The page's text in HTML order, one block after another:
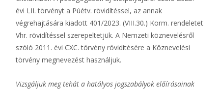
évi LII. törvényt a Púétv. rövidítéssel, az annak
végrehajtására kiadott 401/2023. (VIII.30.) Korm. rendeletet
Vhr. rövidítéssel szerepeltetjük. A Nemzeti köznevelésről
szóló 2011. évi CXC. törvény rövidítésére a Köznevelési
törvény megnevezést használjuk.
Vizsgáljuk meg tehát a hatályos jogszabályok előírásainak